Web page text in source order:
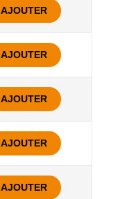
AJOUTER
AJOUTER
AJOUTER
AJOUTER
AJOUTER